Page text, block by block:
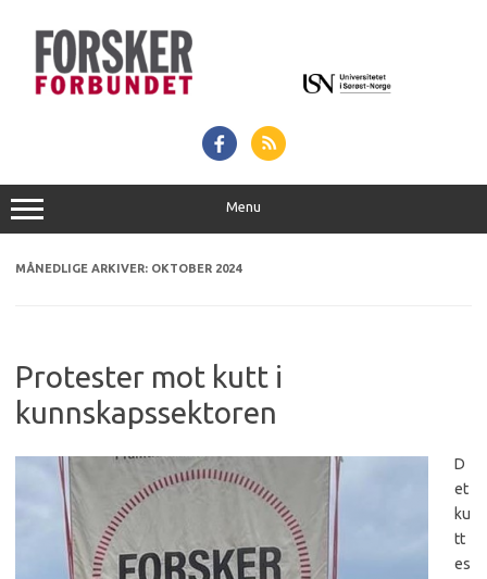
innhold
Menu
MÅNEDLIGE ARKIVER: OKTOBER 2024
Protester mot kutt i
kunnskapssektoren
D
et
ku
tt
es